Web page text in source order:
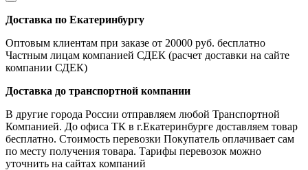
Доставка по Екатеринбургу
Оптовым клиентам при заказе от 20000 руб. бесплатно
Частным лицам компанией СДЕК (расчет доставки на сайте
компании СДЕК)
Доставка до транспортной компании
В другие города России отправляем любой Транспортной
Компанией. До офиса ТК в г.Екатеринбурге доставляем товар
бесплатно. Стоимость перевозки Покупатель оплачивает сам
по месту получения товара. Тарифы перевозок можно
уточнить на сайтах компаний